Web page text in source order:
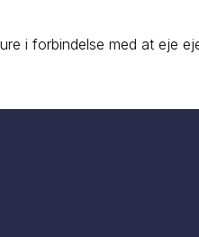
i forbindelse med at eje